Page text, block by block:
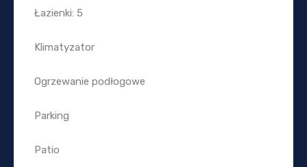
Łazienki: 5
Klimatyzator
Ogrzewanie podłogowe
Parking
Patio